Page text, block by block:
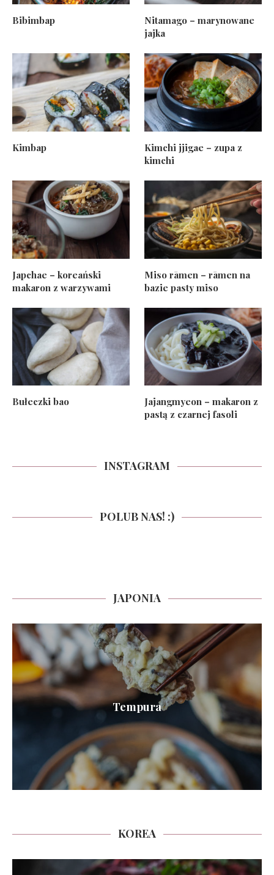
Bibimbap
Nitamago – marynowane
jajka
Kimbap
Kimchi jjigae – zupa z
kimchi
Japchae – koreański
makaron z warzywami
Miso rāmen – rāmen na
bazie pasty miso
Bułeczki bao
Jajangmyeon – makaron z
pastą z czarnej fasoli
INSTAGRAM
POLUB NAS! :)
JAPONIA
Tempura
KOREA